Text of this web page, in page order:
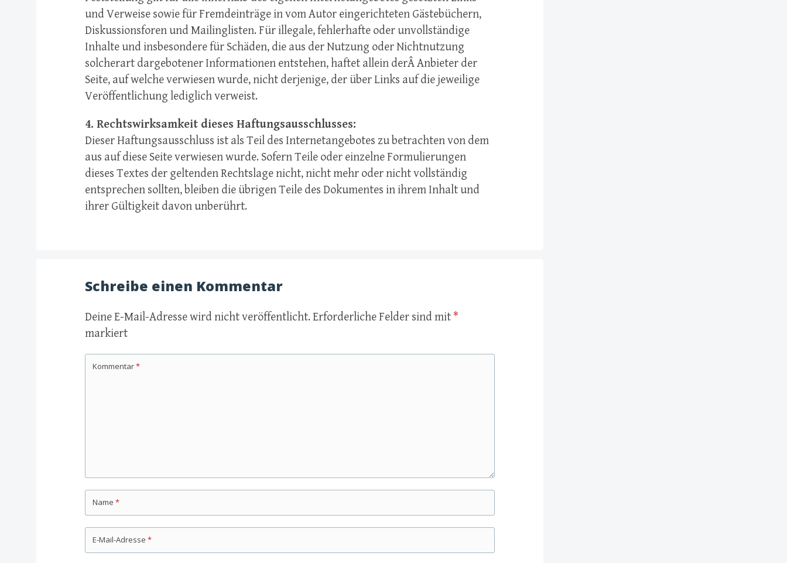
und Verweise sowie für Fremdeinträge in vom Autor eingerichteten Gästebüchern,
Diskussionsforen und Mailinglisten. Für illegale, fehlerhafte oder unvollständige
Inhalte und insbesondere für Schäden, die aus der Nutzung oder Nichtnutzung
solcherart dargebotener Informationen entstehen, haftet allein derÂ Anbieter der
Seite, auf welche verwiesen wurde, nicht derjenige, der über Links auf die jeweilige
Veröffentlichung lediglich verweist.
4. Rechtswirksamkeit dieses Haftungsausschlusses:
Dieser Haftungsausschluss ist als Teil des Internetangebotes zu betrachten von dem
aus auf diese Seite verwiesen wurde. Sofern Teile oder einzelne Formulierungen
dieses Textes der geltenden Rechtslage nicht, nicht mehr oder nicht vollständig
entsprechen sollten, bleiben die übrigen Teile des Dokumentes in ihrem Inhalt und
ihrer Gültigkeit davon unberührt.
Schreibe einen Kommentar
Deine E-Mail-Adresse wird nicht veröffentlicht. Erforderliche Felder sind mit *
markiert
Kommentar*
Name *
E-Mail-Adresse *